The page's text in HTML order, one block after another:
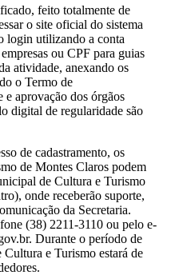
feito totalmente de
o site oficial do sistema
login utilizando a conta
ou CPF para guias
atividade, anexando os
o Termo de
e aprovação dos órgãos
digital de regularidade são
de cadastramento, os
de Montes Claros podem
de Cultura e Turismo
onde receberão suporte,
da Secretaria.
(38) 2211-3110 ou pelo e-
Durante o período de
Cultura e Turismo estará de